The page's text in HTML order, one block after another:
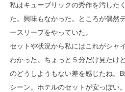
私はキューブリックの秀作を汚した
た。興味もなかった。ところが偶然
ースリープをやっていた。
セットや状況から私にはこれがシャ
わかった。ちょっと５分だけ見たけ
のどうしようもない差を感じたね。
シーン。ホテルのセットが安っぽい